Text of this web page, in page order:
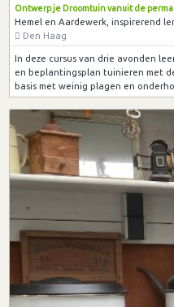
Ontwerp je Droomtuin vanuit de
Hemel en Aardewerk, inspirerend
Den Haag
In deze cursus van drie avonden
en beplantingsplan tuinieren met
basis met weinig plagen en